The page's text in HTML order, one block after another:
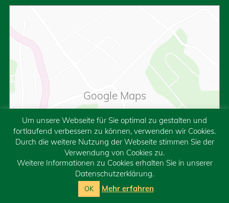
Google Maps
Google Karte laden
Die Karte wurde von Google Maps eingebettet.
Es gelten dieDatenschutzerklärungenvon Google.
Um unsere Webseite für Sie optimal zu gestalten und
fortlaufend verbessern zu können, verwenden wir Cookies.
Durch die weitere Nutzung der Webseite stimmen Sie der
Verwendung von Cookies zu.
Weitere Informationen zu Cookies erhalten Sie in unserer
Datenschutzerklärung.
OK Mehr erfahren